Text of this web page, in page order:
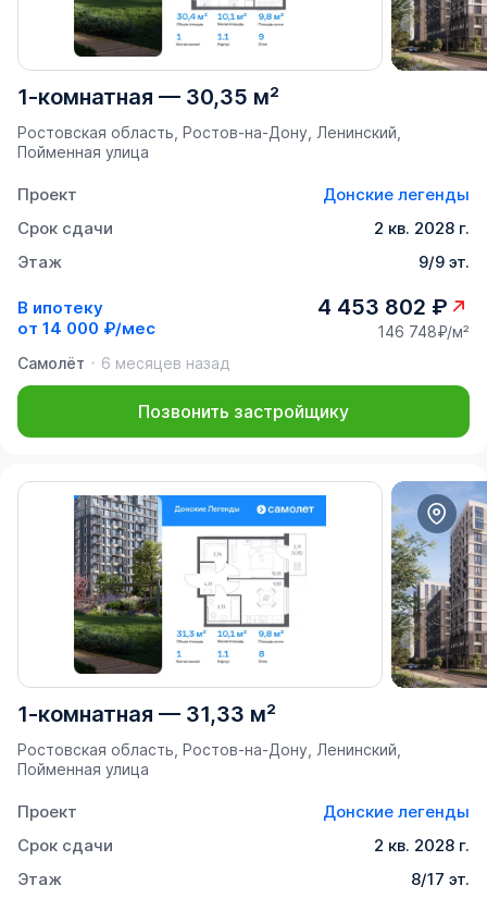
1-комнатная — 30,35 м²
Ростовская область, Ростов-на-Дону, Ленинский,
Пойменная улица
Проект
Донские легенды
Срок сдачи
2 кв. 2028 г.
Этаж
9/9 эт.
В ипотеку
от 14 000 ₽/мес
4 453 802 ₽
146 748₽/м²
Самолёт
6 месяцев назад
Позвонить застройщику
1-комнатная — 31,33 м²
Ростовская область, Ростов-на-Дону, Ленинский,
Пойменная улица
Проект
Донские легенды
Срок сдачи
2 кв. 2028 г.
Этаж
8/17 эт.